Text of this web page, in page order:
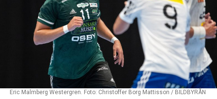
Eric Malmberg Westergren. Foto: Christoffer Borg Mattisson / BILDBYRÅN